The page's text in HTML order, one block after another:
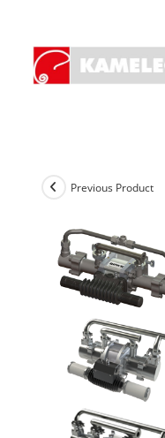
content
Previous Product